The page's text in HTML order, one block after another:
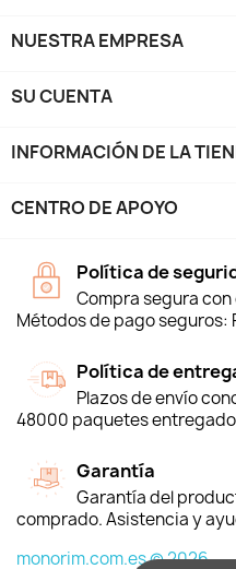
NUESTRA EMPRESA
SU CUENTA
INFORMACIÓN DE LA
CENTRO DE APOYO
Política de
Compra segura
Métodos de pago seguros:
Política de
Plazos de envío
48000 paquetes
Garantía
Garantía del
comprado. Asistencia y
monorim.com.es © 2026